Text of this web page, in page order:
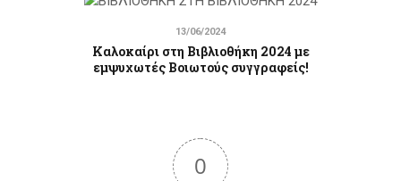
13/06/2024
Καλοκαίρι στη Βιβλιοθήκη 2024 με
εμψυχωτές Βοιωτούς συγγραφείς!
0